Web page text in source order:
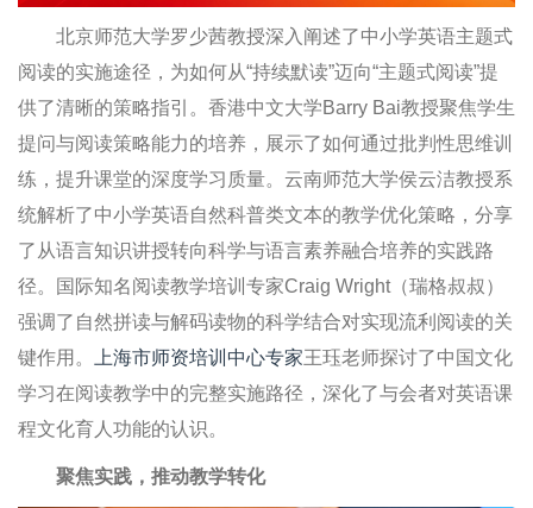
北京师范大学罗少茜教授深入阐述了中小学英语主题式
阅读的实施途径，为如何从“持续默读”迈向“主题式阅读”提
供了清晰的策略指引。香港中文大学Barry Bai教授聚焦学生
提问与阅读策略能力的培养，展示了如何通过批判性思维训
练，提升课堂的深度学习质量。云南师范大学侯云洁教授系
统解析了中小学英语自然科普类文本的教学优化策略，分享
了从语言知识讲授转向科学与语言素养融合培养的实践路
径。国际知名阅读教学培训专家Craig Wright（瑞格叔叔）
强调了自然拼读与解码读物的科学结合对实现流利阅读的关
键作用。
上海市师资培训中心专家王珏老师探讨了中国文化
学习在阅读教学中的完整实施路径，深化了与会者对英语课
程文化育人功能的认识。
聚焦实践，推动教学转化